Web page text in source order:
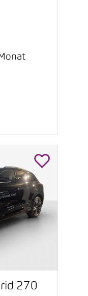
270